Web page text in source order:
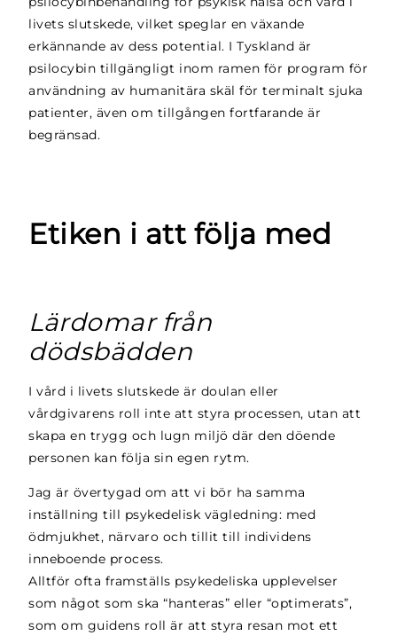
livets slutskede, vilket speglar en växande
erkännande av dess potential. I Tyskland är
psilocybin tillgängligt inom ramen för program för
användning av humanitära skäl för terminalt sjuka
patienter, även om tillgången fortfarande är
begränsad.
Etiken i att följa med
Lärdomar från
dödsbädden
I vård i livets slutskede är doulan eller
vårdgivarens roll inte att styra processen, utan att
skapa en trygg och lugn miljö där den döende
personen kan följa sin egen rytm.
Jag är övertygad om att vi bör ha samma
inställning till psykedelisk vägledning: med
ödmjukhet, närvaro och tillit till individens
inneboende process.
Alltför ofta framställs psykedeliska upplevelser
som något som ska “hanteras” eller “optimerats”,
som om guidens roll är att styra resan mot ett